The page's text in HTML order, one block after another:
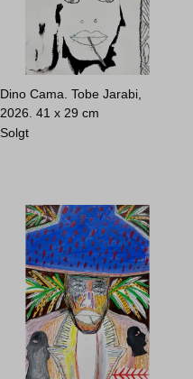
Dino Cama. Tobe Jarabi,
2026.41 x 29 cm
Solgt